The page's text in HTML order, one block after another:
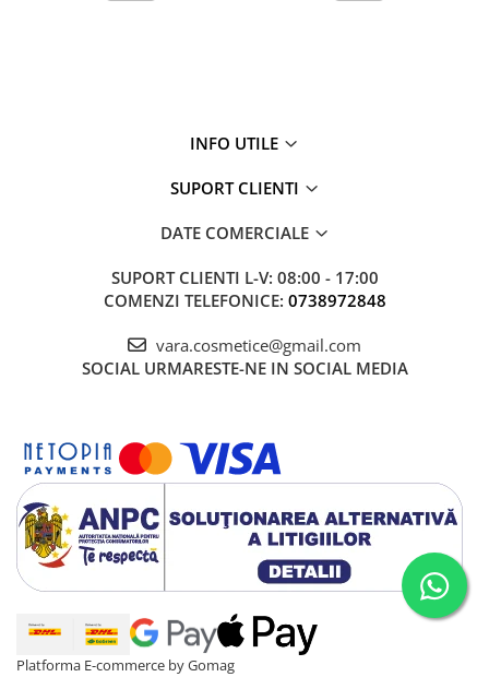
INFO UTILE
SUPORT CLIENTI
DATE COMERCIALE
SUPORT CLIENTI L-V: 08:00 - 17:00
COMENZI TELEFONICE: 0738972848
vara.cosmetice@gmail.com
SOCIAL URMARESTE-NE IN SOCIAL MEDIA
Platforma E-commerce by Gomag